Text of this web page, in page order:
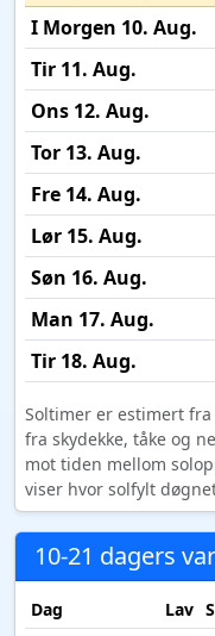
I Morgen 10. Aug.
Tir 11. Aug.
Ons 12. Aug.
Tor 13. Aug.
Fre 14. Aug.
Lør 15. Aug.
Søn 16. Aug.
Man 17. Aug.
Tir 18. Aug.
Soltimer er estimert
fra skydekke, tåke og
mot tiden mellom
viser hvor solfylt
10-21 dagers
Dag Lav